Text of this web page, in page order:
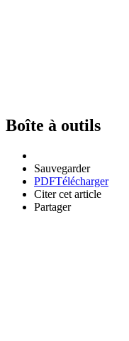
Boîte à outils
Sauvegarder
PDFTélécharger
Citer cet article
Partager